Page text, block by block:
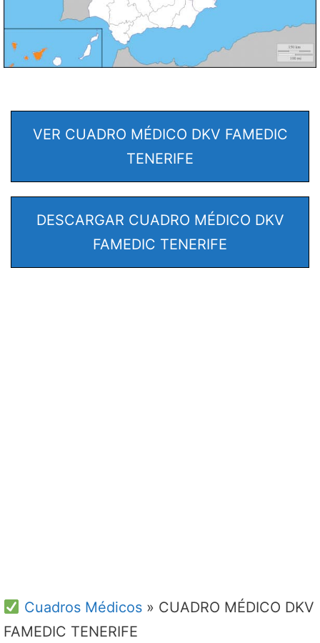
VER CUADRO MÉDICO DKV FAMEDIC
TENERIFE
DESCARGAR CUADRO MÉDICO DKV
FAMEDIC TENERIFE
Cuadros Médicos» CUADRO MÉDICO DKV
FAMEDIC TENERIFE